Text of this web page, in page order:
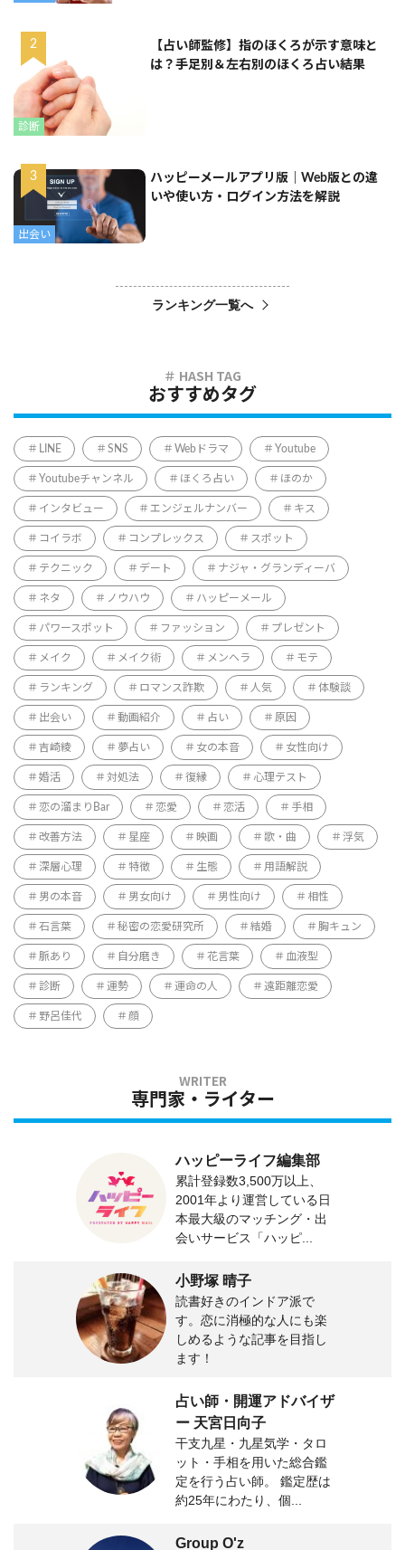
診断
【占い師監修】指のほくろが示す意味と
は？手足別＆左右別のほくろ占い結果
出会い
ハッピーメールアプリ版｜Web版との違
いや使い方・ログイン方法を解説
ランキング一覧へ
おすすめタグ
LINE SNS Webドラマ Youtube
Youtubeチャンネル ほくろ占い ほのか
インタビュー エンジェルナンバー キス
コイラボ コンプレックス スポット
テクニック デート ナジャ・グランディーバ
ネタ ノウハウ ハッピーメール
パワースポット ファッション プレゼント
メイク メイク術 メンヘラ モテ
ランキング ロマンス詐欺 人気 体験談
出会い 動画紹介 占い 原因
吉崎綾 夢占い 女の本音 女性向け
婚活 対処法 復縁 心理テスト
恋の溜まりBar 恋愛 恋活 手相
改善方法 星座 映画 歌・曲 浮気
深層心理 特徴 生態 用語解説
男の本音 男女向け 男性向け 相性
石言葉 秘密の恋愛研究所 結婚 胸キュン
脈あり 自分磨き 花言葉 血液型
診断 運勢 運命の人 遠距離恋愛
野呂佳代 顔
専門家・ライター
ハッピーライフ編集部
累計登録数3,500万以上、
2001年より運営している日
本最大級のマッチング・出
会いサービス「ハッピ...
小野塚 晴子
読書好きのインドア派で
す。恋に消極的な人にも楽
しめるような記事を目指し
ます！
占い師・開運アドバイザ
ー 天宮日向子
干支九星・九星気学・タロ
ット・手相を用いた総合鑑
定を行う占い師。 鑑定歴は
約25年にわたり、個...
Group O'z